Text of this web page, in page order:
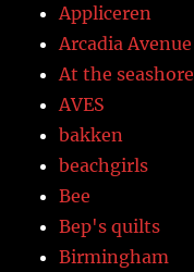
Appliceren
Arcadia Avenue
At the seashore
AVES
bakken
beachgirls
Bee
Bep's quilts
Birmingham